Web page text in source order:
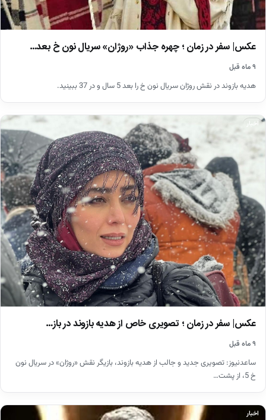
عکس| سفر در زمان ؛ چهره جذاب «روژان» سریال نون خ بعد…
۹ ماه قبل
هدیه بازوند در نقش روژان سریال نون خ را بعد 5 سال و در 37 ببینید.
اخبار
عکس| سفر در زمان ؛ تصویری خاص از هدیه بازوند در باز…
۹ ماه قبل
ساعدنیوز: تصویری جدید و جالب از هدیه بازوند، بازیگر نقش «روژان» در سریال نون
خ 5، از پشت…
اخبار